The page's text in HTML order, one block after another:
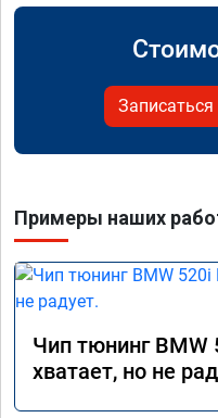
Записаться
Примеры наших
Чип тюнинг BMW
хватает, но не